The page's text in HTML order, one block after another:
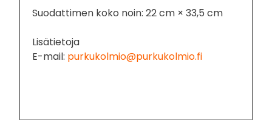
Suodattimen koko noin: 22 cm × 33,5 cm
Lisätietoja
E-mail: purkukolmio@purkukolmio.fi